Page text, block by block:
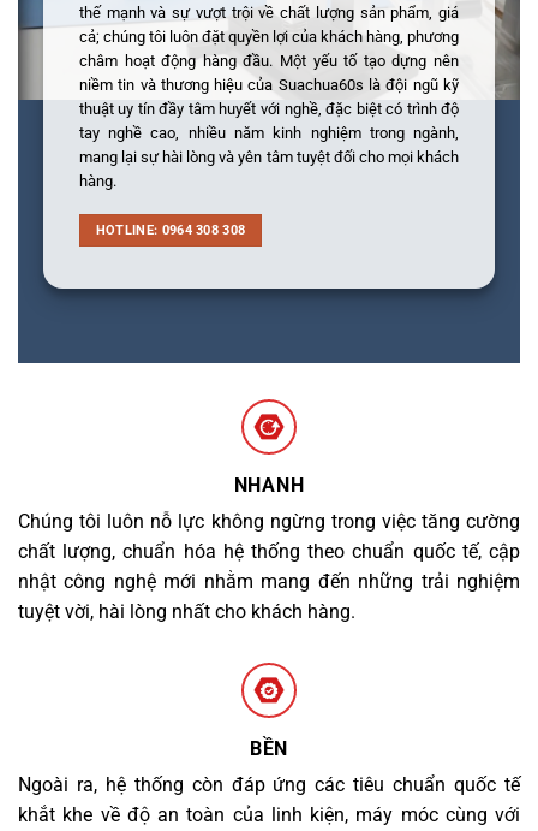
thế mạnh và sự vượt trội về chất lượng sản phẩm, giá
cả; chúng tôi luôn đặt quyền lợi của khách hàng, phương
châm hoạt động hàng đầu. Một yếu tố tạo dựng nên
niềm tin và thương hiệu của Suachua60s là đội ngũ kỹ
thuật uy tín đầy tâm huyết với nghề, đặc biệt có trình độ
tay nghề cao, nhiều năm kinh nghiệm trong ngành,
mang lại sự hài lòng và yên tâm tuyệt đối cho mọi khách
hàng.
HOTLINE: 0964 308 308
NHANH
Chúng tôi luôn nỗ lực không ngừng trong việc tăng cường
chất lượng, chuẩn hóa hệ thống theo chuẩn quốc tế, cập
nhật công nghệ mới nhằm mang đến những trải nghiệm
tuyệt vời, hài lòng nhất cho khách hàng.
BỀN
Ngoài ra, hệ thống còn đáp ứng các tiêu chuẩn quốc tế
khắt khe về độ an toàn của linh kiện, máy móc cùng với